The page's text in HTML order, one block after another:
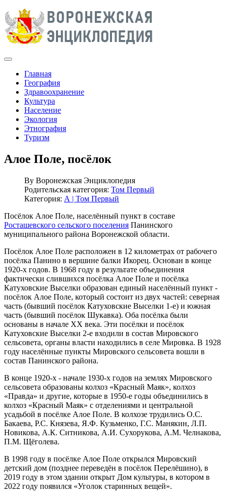
Главная
География
Здравоохранение
Культура
Население
Экология
Этнография
Туризм
Алое Поле, посёлок
By Воронежская Энциклопедия
Родительская категория: Том Первый
Категория: А | Том Первый
Посёлок Алое Поле, населённый пункт в составе
Росташевского сельского поселения Панинского
муниципального района Воронежской области.
Посёлок Алое Поле расположен в 12 километрах от рабочего
посёлка Панино в вершине балки Икорец. Основан в конце
1920-х годов. В 1968 году в результате объединения
фактически слившихся посёлка Алое Поле и посёлка
Катуховские Выселки образован единый населённый пункт -
посёлок Алое Поле, который состоит из двух частей: северная
часть (бывший посёлок Катуховские Выселки 1-е) и южная
часть (бывший посёлок Шукавка). Оба посёлка были
основаны в начале XX века. Эти посёлки и посёлок
Катуховские Выселки 2-е входили в состав Мировского
сельсовета, органы власти находились в селе Мировка. В 1928
году населённые пункты Мировского сельсовета вошли в
состав Панинского района.
В конце 1920-х - начале 1930-х годов на землях Мировского
сельсовета образованы колхоз «Красный Маяк», колхоз
«Правда» и другие, которые в 1950-е годы объединились в
колхоз «Красный Маяк» с отделениями и центральной
усадьбой в посёлке Алое Поле. В колхозе трудились О.С.
Бакаева, Р.С. Князева, Я.Ф. Кузьменко, Г.С. Манякин, Л.П.
Новикова, А.К. Ситникова, А.И. Сухорукова, А.М. Челнакова,
П.М. Щёголева.
В 1998 году в посёлке Алое Поле открылся Мировский
детский дом (позднее переведён в посёлок Перелёшино), в
2019 году в этом здании открыт Дом культуры, в котором в
2022 году появился «Уголок старинных вещей».